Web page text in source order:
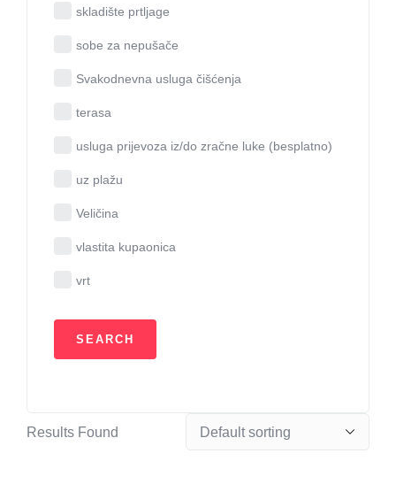
skladište prtljage
sobe za nepušače
Svakodnevna usluga čišćenja
terasa
usluga prijevoza iz/do zračne luke (besplatno)
uz plažu
Veličina
vlastita kupaonica
vrt
Results Found